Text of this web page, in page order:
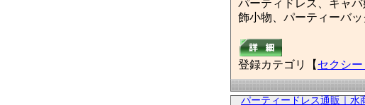
パーティドレス、キャ
飾小物、パーティーバ
登録カテゴリ【 セクシー
パーティードレス通販｜水